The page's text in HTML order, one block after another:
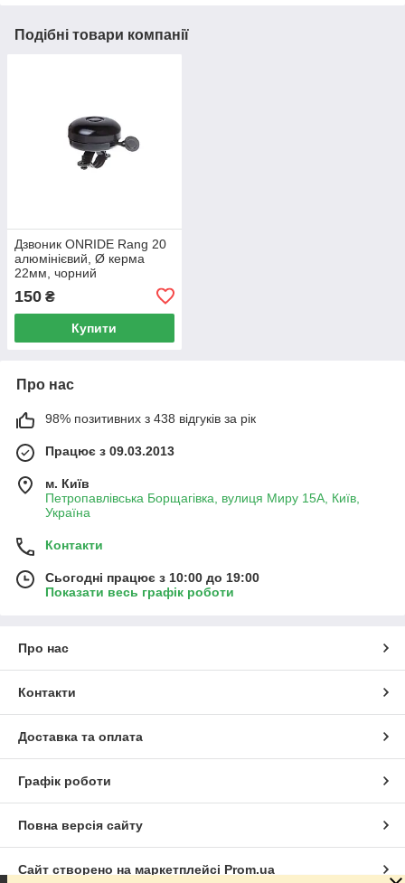
Подібні товари компанії
Дзвоник ONRIDE Rang 20
алюмінієвий, Ø керма
22мм, чорний
150 ₴
Купити
Про нас
98% позитивних з 438 відгуків за рік
Працює з 09.03.2013
м. Київ
Петропавлівська Борщагівка, вулиця Миру 15А, Київ,
Україна
Контакти
Сьогодні працює з 10:00 до 19:00
Показати весь графік роботи
Про нас
Контакти
Доставка та оплата
Графік роботи
Повна версія сайту
Сайт створено на маркетплейсі Prom.ua